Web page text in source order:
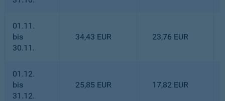
01.11.
bis
30.11.
34,43 EUR 23,76 EUR
01.12.
bis
31.12.
25,85 EUR 17,82 EUR